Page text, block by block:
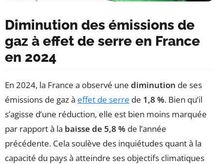
Diminution des émissions de
gaz à effet de serre en France
en 2024
En 2024, la France a observé une diminution de ses
émissions de gaz à effet de serre de 1,8 %. Bien qu’il
s’agisse d’une réduction, elle est bien moins marquée
par rapport à la baisse de 5,8 % de l’année
précédente. Cela soulève des inquiétudes quant à la
capacité du pays à atteindre ses objectifs climatiques